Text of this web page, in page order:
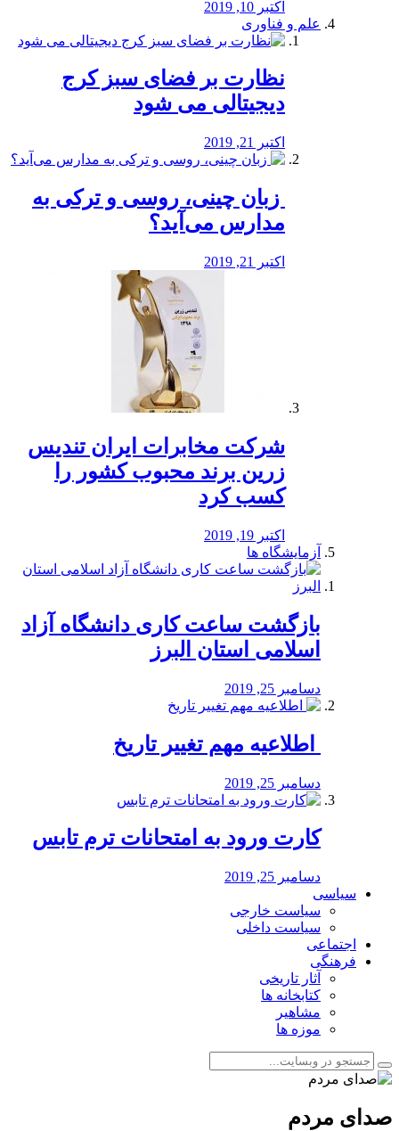
اکتبر 10, 2019
علم و فناوری
نظارت بر فضای سبز کرج
دیجیتالی می شود
اکتبر 21, 2019
️ زبان چینی، روسی و ترکی به
مدارس می‌آید؟
اکتبر 21, 2019
شرکت مخابرات ایران تندیس
زرین برند محبوب کشور را
کسب کرد
اکتبر 19, 2019
آزمایشگاه ها
بازگشت ساعت کاری دانشگاه آزاد
اسلامی استان البرز
دسامبر 25, 2019
️ اطلاعیه مهم تغییر تاریخ
دسامبر 25, 2019
کارت ورود به امتحانات ترم تابس
دسامبر 25, 2019
سیاسی
سیاست خارجی
سیاست داخلی
اجتماعی
فرهنگی
آثار تاریخی
کتابخانه ها
مشاهیر
موزه ها
صدای مردم